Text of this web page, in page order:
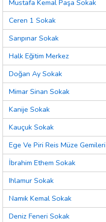
Mustafa Kemal Paşa Sokak
Ceren 1 Sokak
Sarıpınar Sokak
Halk Eğitim Merkez
Doğan Ay Sokak
Mimar Sinan Sokak
Kanije Sokak
Kauçuk Sokak
Ege Ve Piri Reis Müze Gemileri
İbrahim Ethem Sokak
Ihlamur Sokak
Namık Kemal Sokak
Deniz Feneri Sokak